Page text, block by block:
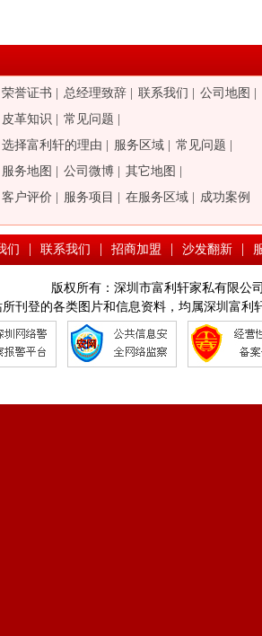
荣誉证书 总经理致辞 联系我们 公司地图
皮革知识 常见问题
选择富利轩的理由 服务区域 常见问题
服务地图 公司微博 其它地图
客户评价 服务项目 在服务区域 成功案例
们 | 联系我们 | 招商加盟 | 沙发翻新 |
版权所有：深圳市富利轩家私有限公
所刊登的各类图片和信息资料，均属深圳富